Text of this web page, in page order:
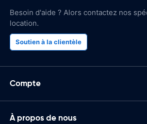
Besoin d'aide ? Alors contactez nos
location.
Soutien à la clientèle
Compte
À propos de nous